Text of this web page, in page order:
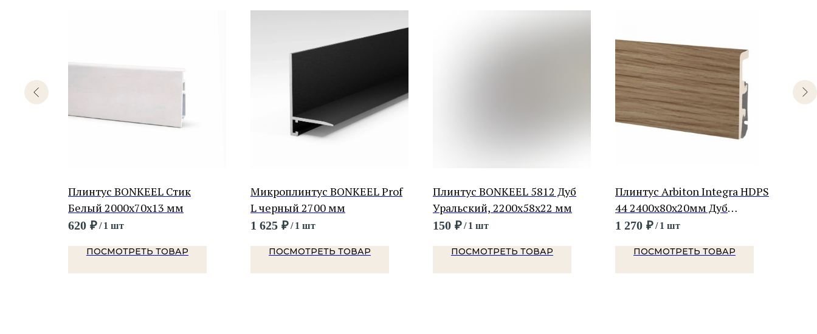
Плинтус BONKEEL Стик
Белый 2000х70х13 мм
620 ₽/ 1 шт
ПОСМОТРЕТЬ ТОВАР
Микроплинтус BONKEEL Prof
L черный 2700 мм
1 625 ₽/ 1 шт
ПОСМОТРЕТЬ ТОВАР
Плинтус BONKEEL 5812 Дуб
Уральский, 2200х58х22 мм
150 ₽/ 1 шт
ПОСМОТРЕТЬ ТОВАР
Плинтус Arbiton Integra HDPS
44 2400х80х20мм Дуб
манориал
1 270 ₽/ 1 шт
ПОСМОТРЕТЬ ТОВАР